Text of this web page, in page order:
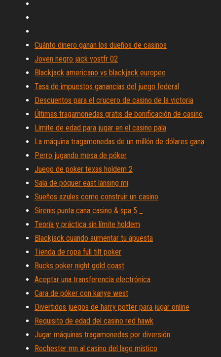
Cuánto dinero ganan los dueños de casinos
Joven negro jack vostfr 02
Blackjack americano vs blackjack europeo
Tasa de impuestos ganancias del juego federal
Descuentos para el crucero de casino de la victoria
Últimas tragamonedas gratis de bonificación de casino
Límite de edad para jugar en el casino pala
La máquina tragamonedas de un millón de dólares gana
Perro jugando mesa de póker
Juego de poker texas holdem 2
Sala de póquer east lansing mi
Sueños azules como construir un casino
Sirenis punta cana casino & spa 5 _
Teoría y práctica sin límite holdem
Blackjack cuando aumentar tu apuesta
Tienda de ropa full tilt poker
Bucks poker night gold coast
Aceptar una transferencia electrónica
Cara de póker con kanye west
Divertidos juegos de harry potter para jugar online
Requisito de edad del casino red hawk
Jugar máquinas tragamonedas por diversión
Rochester mn al casino del lago místico